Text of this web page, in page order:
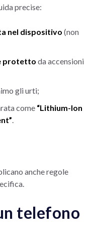
precise:
nel dispositivo (non
protetto da accensioni
gli urti;
come “Lithium-Ion
anche regole
telefono